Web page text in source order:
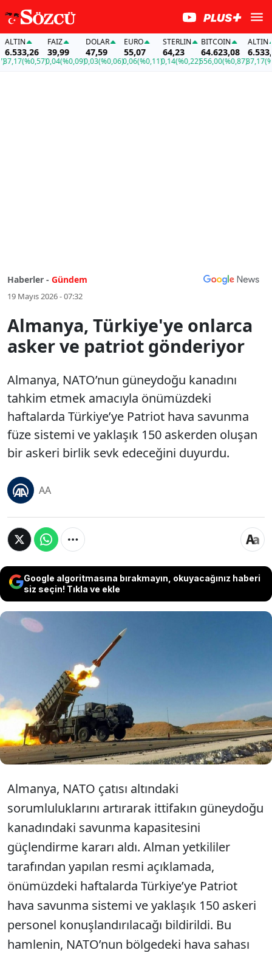
(%0,57)
FAİZ
39,99
0,04(%0,09)
DOLAR
47,59
0,03(%0,06)
EURO
55,07
0,06(%0,11)
STERLIN
64,23
0,14(%0,22)
BITCOIN
64.623,08
556,00(%0,87)
ALTIN
6.533,26
37,17
Haberler - Gündem
19 Mayıs 2026 - 07:32
Almanya, Türkiye'ye onlarca
asker ve patriot gönderiyor
Almanya, NATO’nun güneydoğu kanadını
tahkim etmek amacıyla önümüzdeki
haftalarda Türkiye’ye Patriot hava savunma
füze sistemi ve yaklaşık 150 askerden oluşan
bir askeri birlik sevk edeceğini duyurdu.
AA
Google algoritmasına bırakmayın, okuyacağınız haberi
siz seçin! Tıkla ve ekle
Almanya, NATO’nun güneydoğu kanadını
tahkim etmek amacıyla önümüzdeki
haftalarda Türkiye’ye Patriot hava savunma
füze sistemi ve yaklaşık 150 askerden oluşan
bir askeri birlik sevk edeceğini duyurdu.
Almanya, NATO çatısı altındaki
sorumluluklarını artırarak ittifakın güneydoğu
kanadındaki savunma kapasitesini
güçlendirme kararı aldı. Alman yetkililer
tarafından yapılan resmi açıklamada,
önümüzdeki haftalarda Türkiye’ye Patriot
hava savunma sistemi ve yaklaşık 150 askeri
personel konuşlandırılacağı bildirildi. Bu
hamlenin, NATO’nun bölgedeki hava sahası